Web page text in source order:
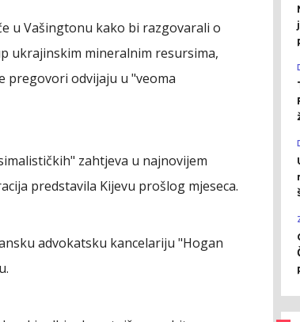
u Vašingtonu kako bi razgovarali o
ukrajinskim mineralnim resursima,
pregovori odvijaju u "veoma
zahtjeva u najnovijem
predstavila Kijevu prošlog mjeseca.
advokatsku kancelariju "Hogan